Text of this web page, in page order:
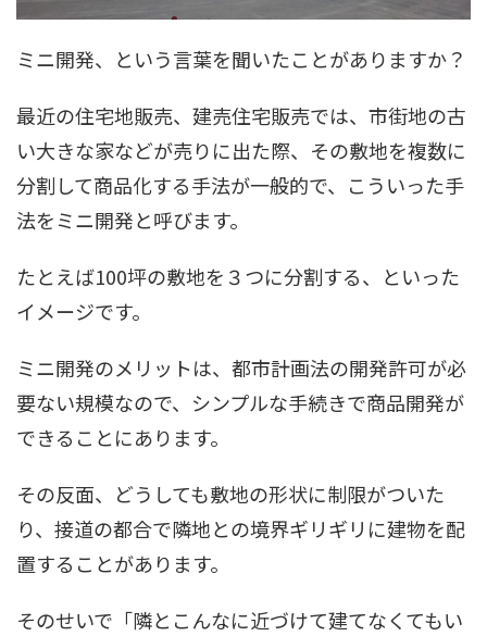
ミニ開発、という言葉を聞いたことがありますか？
最近の住宅地販売、建売住宅販売では、市街地の古
い大きな家などが売りに出た際、その敷地を複数に
分割して商品化する手法が一般的で、こういった手
法をミニ開発と呼びます。
たとえば100坪の敷地を３つに分割する、といった
イメージです。
ミニ開発のメリットは、都市計画法の開発許可が必
要ない規模なので、シンプルな手続きで商品開発が
できることにあります。
その反面、どうしても敷地の形状に制限がついた
り、接道の都合で隣地との境界ギリギリに建物を配
置することがあります。
そのせいで「隣とこんなに近づけて建てなくてもい